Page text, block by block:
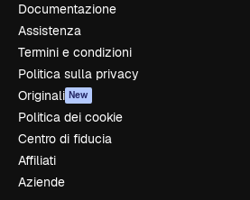
Documentazione
Assistenza
Termini e condizioni
Politica sulla privacy
Originali New
Politica dei cookie
Centro di fiducia
Affiliati
Aziende